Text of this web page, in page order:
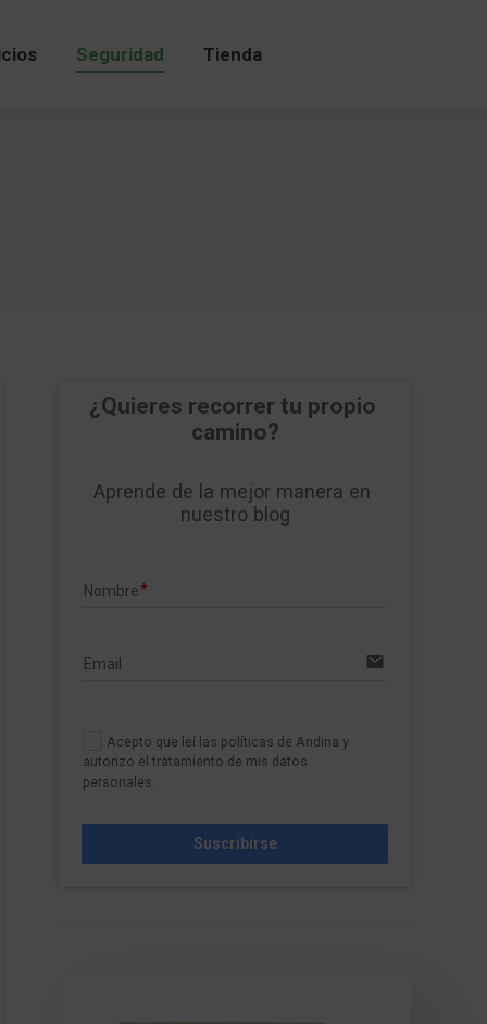
Seguridad Tienda
¿Quieres recorrer tu propio
camino?
Aprende de la mejor manera en
nuestro blog
Nombre
Email email
Acepto que leí las políticas de Andina y
autorizo el tratamiento de mis datos
personales.
Suscribirse
Seguridad Tienda